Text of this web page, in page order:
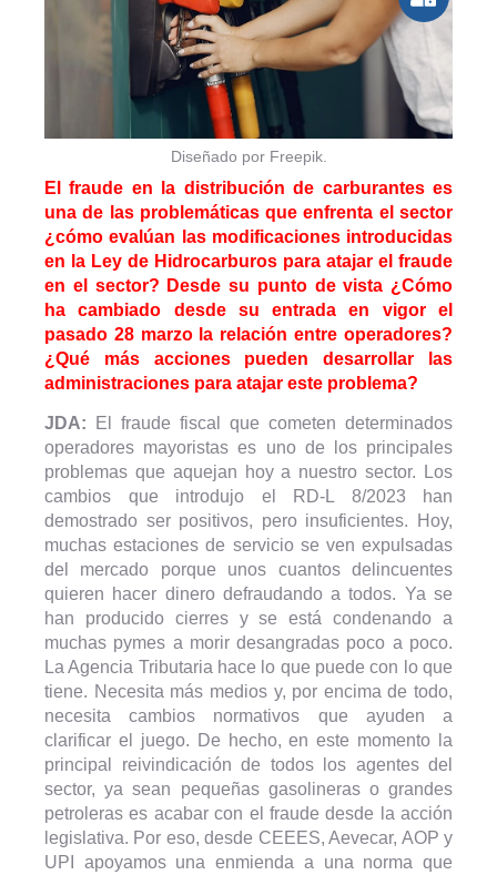
Diseñado por Freepik.
El fraude en la distribución de carburantes es
una de las problemáticas que enfrenta el sector
¿cómo evalúan las modificaciones introducidas
en la Ley de Hidrocarburos para atajar el fraude
en el sector? Desde su punto de vista ¿Cómo
ha cambiado desde su entrada en vigor el
pasado 28 marzo la relación entre operadores?
¿Qué más acciones pueden desarrollar las
administraciones para atajar este problema?
JDA:
El fraude fiscal que cometen determinados
operadores mayoristas es uno de los principales
problemas que aquejan hoy a nuestro sector. Los
cambios que introdujo el RD-L 8/2023 han
demostrado ser positivos, pero insuficientes. Hoy,
muchas estaciones de servicio se ven expulsadas
del mercado porque unos cuantos delincuentes
quieren hacer dinero defraudando a todos. Ya se
han producido cierres y se está condenando a
muchas pymes a morir desangradas poco a poco.
La Agencia Tributaria hace lo que puede con lo que
tiene. Necesita más medios y, por encima de todo,
necesita cambios normativos que ayuden a
clarificar el juego. De hecho, en este momento la
principal reivindicación de todos los agentes del
sector, ya sean pequeñas gasolineras o grandes
petroleras es acabar con el fraude desde la acción
legislativa. Por eso, desde CEEES, Aevecar, AOP y
UPI apoyamos una enmienda a una norma que